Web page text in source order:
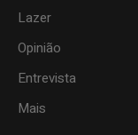
Lazer
Opinião
Entrevista
Mais